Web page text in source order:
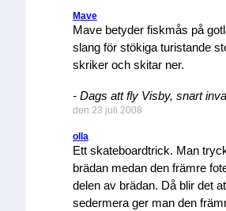
Mave
Mave betyder fiskmås på
slang för stökiga turistande
skriker och skitar ner.
- Dags att fly Visby, snart
den 23 juli 2008
olla
Ett skateboardtrick. Man
brädan medan den främre
delen av brädan. Då blir det
sedermera ger man den